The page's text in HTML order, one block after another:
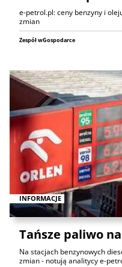
e-petrol.pl: ceny benzyny i
zmian
Zespół wGospodarce
INFORMACJE
Tańsze paliwo
Na stacjach benzynowych
zmian - notują analitycy e-